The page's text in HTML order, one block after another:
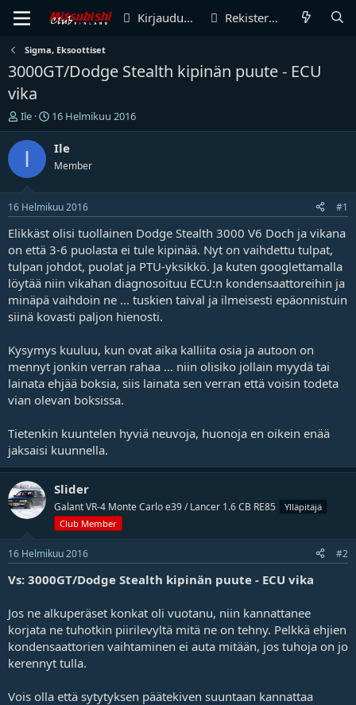
Kirjaudu sisään Rekisteröidy
Sigma, Eksoottiset
3000GT/Dodge Stealth kipinän puute - ECU
vika
V
i
e
k
e
t
u
n
a
l
o
t
a
j
a
Ile
A
l
o
p
ä
i
v
ä
m
ä
ä
16 Helmikuu 2016
I Ile
Member
16 Helmikuu 2016 #1
Elikkäst olisi tuollainen Dodge Stealth 3000 V6 Doch ja vikana
on että 3-6 puolasta ei tule kipinää. Nyt on vaihdettu tulpat,
tulpan johdot, puolat ja PTU-yksikkö. Ja kuten googlettamalla
löytää niin vikahan diagnosoituu ECU:n kondensaattoreihin ja
minäpä vaihdoin ne ... tuskien taival ja ilmeisesti epäonnistuin
siinä kovasti paljon hienosti.
Kysymys kuuluu, kun ovat aika kalliita osia ja autoon on
mennyt jonkin verran rahaa ... niin olisiko jollain myydä tai
lainata ehjää boksia, siis lainata sen verran että voisin todeta
vian olevan boksissa.
Tietenkin kuuntelen hyviä neuvoja, huonoja en oikein enää
jaksaisi kuunnella.
Slider
Galant VR-4 Monte Carlo e39 / Lancer 1.6 CB RE85
Ylläpitäjä
Club Member
16 Helmikuu 2016 #2
Vs: 3000GT/Dodge Stealth kipinän puute - ECU vika
Jos ne alkuperäset konkat oli vuotanu, niin kannattanee
korjata ne tuhotkin piirilevyltä mitä ne on tehny. Pelkkä ehjien
kondensaattorien vaihtaminen ei auta mitään, jos tuhoja on jo
kerennyt tulla.
Vois olla että sytytyksen päätekiven suuntaan kannattaa